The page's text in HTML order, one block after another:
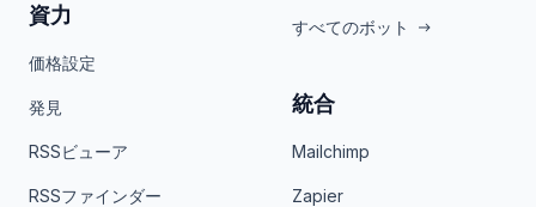
資力
価格設定
発見
RSSビューア
RSSファインダー
すべてのボット
統合
Mailchimp
Zapier